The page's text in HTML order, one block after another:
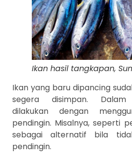
Ikan hasil tangkapan,
Ikan yang baru dipancing
segera disimpan. Dalam
dilakukan dengan
pendingin. Misalnya, seperti
sebagai alternatif bila
pendingin.